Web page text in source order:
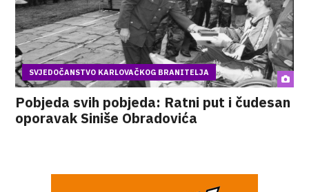
SVJEDOČANSTVO KARLOVAČKOG BRANITELJA
Pobjeda svih pobjeda: Ratni put i čudesan
oporavak Siniše Obradovića